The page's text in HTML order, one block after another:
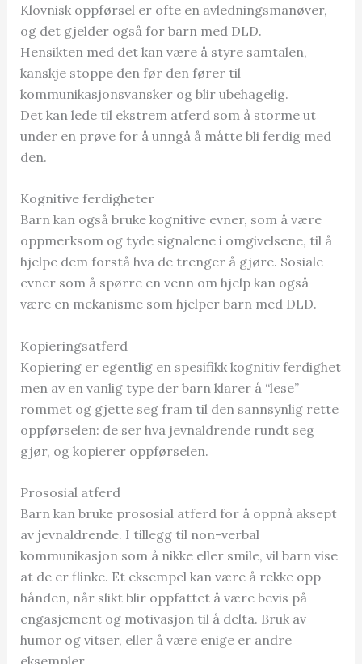
Klovnisk oppførsel er ofte en avledningsmanøver,
og det gjelder også for barn med DLD.
Hensikten med det kan være å styre samtalen,
kanskje stoppe den før den fører til
kommunikasjonsvansker og blir ubehagelig.
Det kan lede til ekstrem atferd som å storme ut
under en prøve for å unngå å måtte bli ferdig med
den.
Kognitive ferdigheter
Barn kan også bruke kognitive evner, som å være
oppmerksom og tyde signalene i omgivelsene, til å
hjelpe dem forstå hva de trenger å gjøre. Sosiale
evner som å spørre en venn om hjelp kan også
være en mekanisme som hjelper barn med DLD.
Kopieringsatferd
Kopiering er egentlig en spesifikk kognitiv ferdighet
men av en vanlig type der barn klarer å “lese”
rommet og gjette seg fram til den sannsynlig rette
oppførselen: de ser hva jevnaldrende rundt seg
gjør, og kopierer oppførselen.
Prososial atferd
Barn kan bruke prososial atferd for å oppnå aksept
av jevnaldrende. I tillegg til non-verbal
kommunikasjon som å nikke eller smile, vil barn vise
at de er flinke. Et eksempel kan være å rekke opp
hånden, når slikt blir oppfattet å være bevis på
engasjement og motivasjon til å delta. Bruk av
humor og vitser, eller å være enige er andre